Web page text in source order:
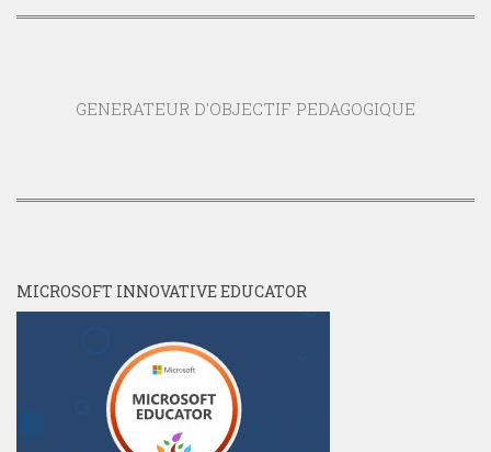
GENERATEUR D'OBJECTIF PEDAGOGIQUE
MICROSOFT INNOVATIVE EDUCATOR